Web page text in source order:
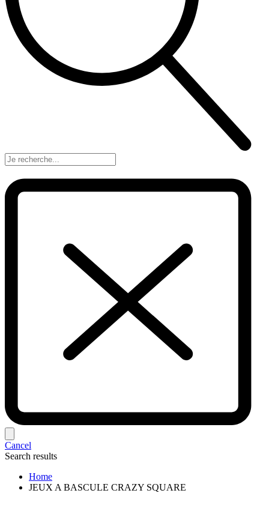
Cancel
Search results
Home
JEUX A BASCULE CRAZY SQUARE